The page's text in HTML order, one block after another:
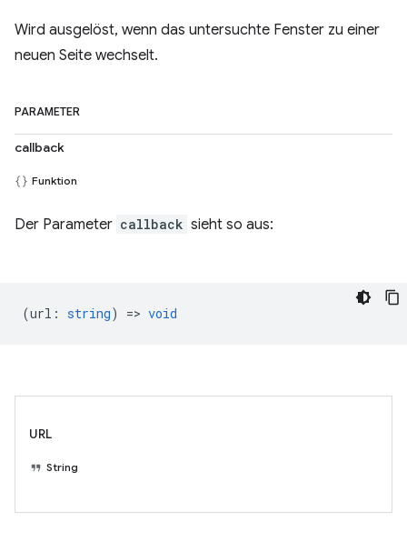
Wird ausgelöst, wenn das untersuchte Fenster zu einer
neuen Seite wechselt.
PARAMETER
callback
Funktion
Der Parameter callback sieht so aus:
(url : string) => void
URL
String